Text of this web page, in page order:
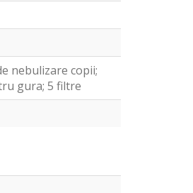
nebulizare copii;
gura; 5 filtre